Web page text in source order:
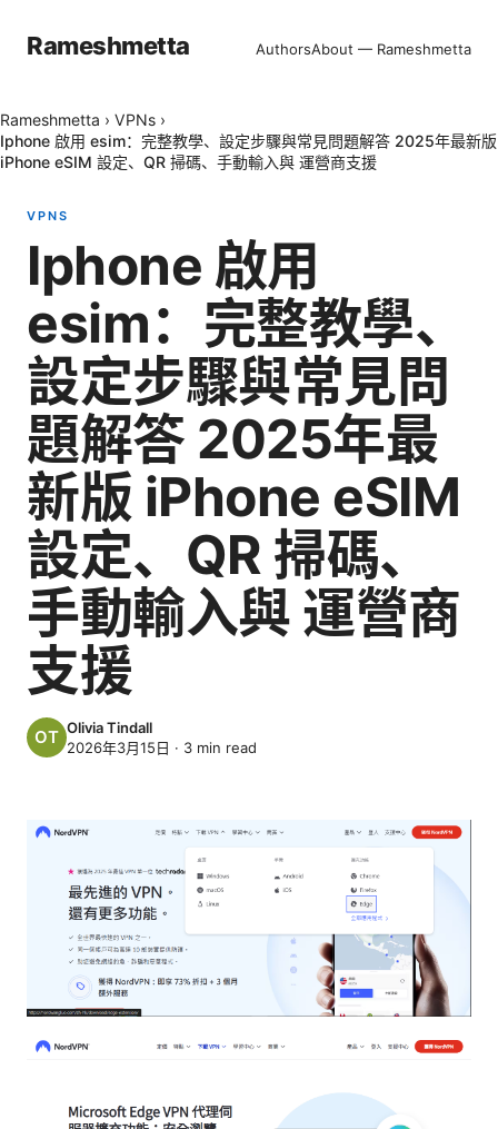
Rameshmetta AuthorsAbout — Rameshmetta
Rameshmetta › VPNs ›
Iphone 啟用 esim：完整教學、設定步驟與常見問題解答 2025年最新版
iPhone eSIM 設定、QR 掃碼、手動輸入與 運營商支援
VPNS
Iphone 啟用
esim：完整教學、
設定步驟與常見問
題解答 2025年最
新版 iPhone eSIM
設定、QR 掃碼、
手動輸入與 運營商
支援
Olivia Tindall
2026年3月15日 · 3 min read